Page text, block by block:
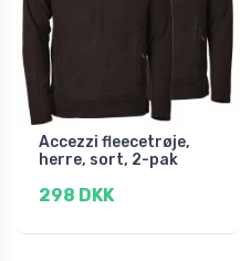
Accezzi fleecetrøje,
herre, sort, 2-pak
298 DKK